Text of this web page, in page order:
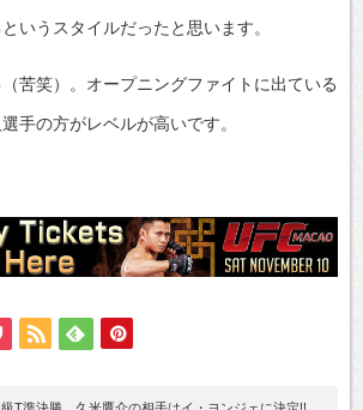
いうスタイルだったと思います。
苦笑）。オープニングファイトに出ている
手の方がレベルが高いです。